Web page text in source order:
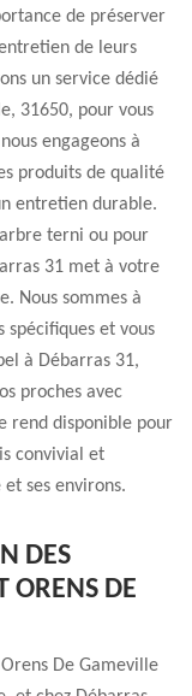
de préserver
de leurs
un service dédié
31650, pour vous
engageons à
produits de qualité
entretien durable.
terni ou pour
31 met à votre
Nous sommes à
spécifiques et vous
à Débarras 31,
proches avec
rend disponible pour
convivial et
ses environs.
DES
ORENS DE
De Gameville